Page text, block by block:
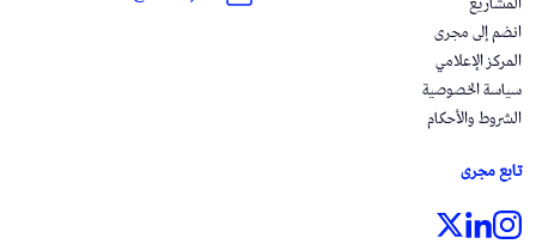
انضم إلى مجرى
المركز الإعلامي
سياسة الخصوصية
الشروط والأحكام
تابع مجرى